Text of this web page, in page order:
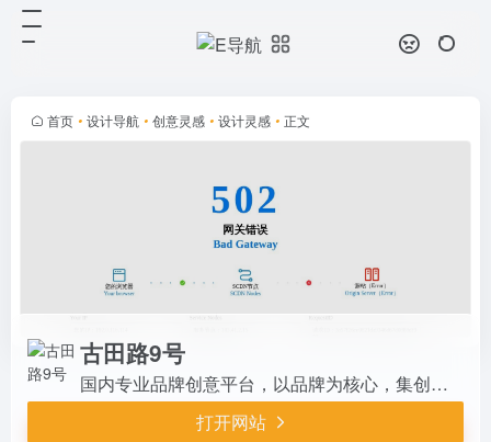
首页 • 设计导航 • 创意灵感 • 设计灵感 • 正文
古田路9号
国内专业品牌创意平台，以品牌为核心，集创意作品分享、活动招聘发布、广告推广、正版字体素材下载等多元化的交流分享平台。会员交流涉及：艺术创作、广告创意、交互设计、时尚文化等诸多创意产业。
打开网站
布、广告推广、正版字体素材下载等
多元化的交流分享平台。会员交流涉
及：艺术创作、广告创意、交互设